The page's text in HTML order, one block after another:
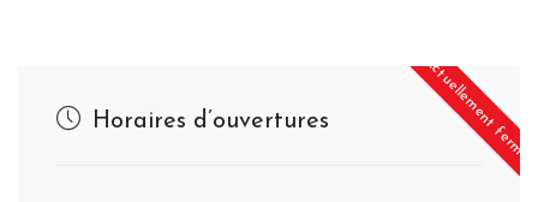
Actuellement fermé
Horaires d’ouvertures